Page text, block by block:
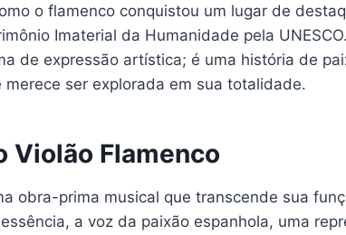
o flamenco conquistou um lugar de
Imaterial da Humanidade pela
de expressão artística; é uma história de
ser explorada em sua totalidade.
Violão Flamenco
obra-prima musical que transcende sua
a voz da paixão espanhola, uma